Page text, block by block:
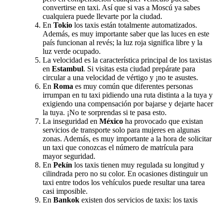
convertirse en taxi. Así que si vas a Moscú ya sabes
cualquiera puede llevarte por la ciudad.
En Tokio los taxis están totalmente automatizados.
Además, es muy importante saber que las luces en este
país funcionan al revés; la luz roja significa libre y la
luz verde ocupado.
La velocidad es la característica principal de los taxistas
en Estambul. Si visitas esta ciudad prepárate para
circular a una velocidad de vértigo y ¡no te asustes.
En Roma es muy común que diferentes personas
irrumpan en tu taxi pidiendo una ruta distinta a la tuya y
exigiendo una compensación por bajarse y dejarte hacer
la tuya. ¡No te sorprendas si te pasa esto.
La inseguridad en México ha provocado que existan
servicios de transporte solo para mujeres en algunas
zonas. Además, es muy importante a la hora de solicitar
un taxi que conozcas el número de matrícula para
mayor seguridad.
En Pekín los taxis tienen muy regulada su longitud y
cilindrada pero no su color. En ocasiones distinguir un
taxi entre todos los vehículos puede resultar una tarea
casi imposible.
En Bankok existen dos servicios de taxis: los taxis